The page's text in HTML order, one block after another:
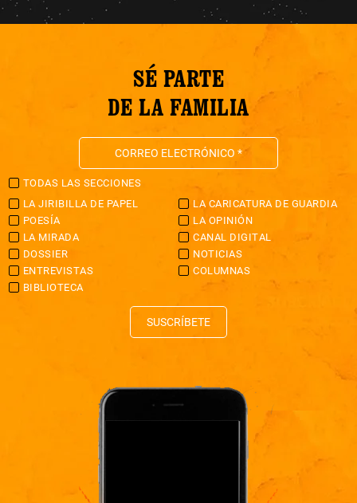
SÉ PARTE
DE LA FAMILIA
TODAS LAS SECCIONES
LA JIRIBILLA DE PAPEL
LA CARICATURA DE GUARDIA
POESÍA
LA OPINIÓN
LA MIRADA
CANAL DIGITAL
DOSSIER
NOTICIAS
ENTREVISTAS
COLUMNAS
BIBLIOTECA
SUSCRÍBETE